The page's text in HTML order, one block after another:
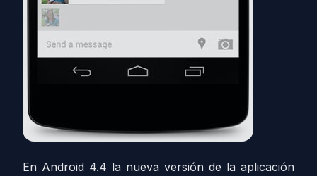
En Android 4.4 la nueva versión de la aplicación